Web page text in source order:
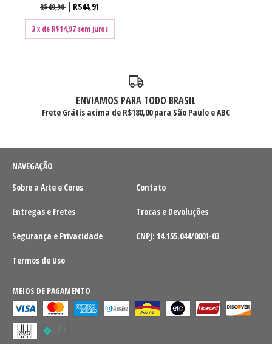
R$49,90
R$44,91
3 x de R$14,97 sem juros
ENVIAMOS PARA TODO BRASIL
Frete Grátis acima de R$180,00 para São Paulo e ABC
NAVEGAÇÃO
Sobre a Arte e Cores
Contato
Entregas e Fretes Trocas e Devoluções
Segurança e Privacidade CNPJ: 14.155.044/0001-03
Termos de Uso
MEIOS DE PAGAMENTO